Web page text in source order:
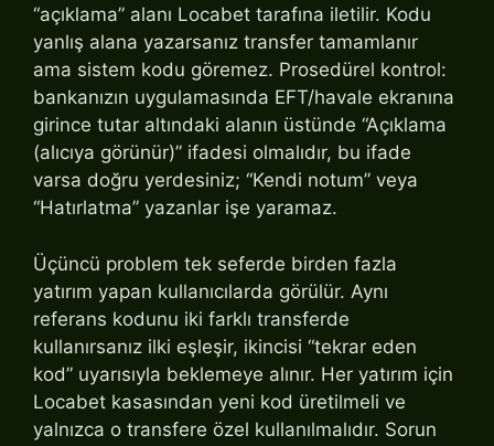
“açıklama” alanı Locabet tarafına iletilir. Kodu
yanlış alana yazarsanız transfer tamamlanır
ama sistem kodu göremez. Prosedürel kontrol:
bankanızın uygulamasında EFT/havale ekranına
girince tutar altındaki alanın üstünde “Açıklama
(alıcıya görünür)” ifadesi olmalıdır, bu ifade
varsa doğru yerdesiniz; “Kendi notum” veya
“Hatırlatma” yazanlar işe yaramaz.
Üçüncü problem tek seferde birden fazla
yatırım yapan kullanıcılarda görülür. Aynı
referans kodunu iki farklı transferde
kullanırsanız ilki eşleşir, ikincisi “tekrar eden
kod” uyarısıyla beklemeye alınır. Her yatırım için
Locabet kasasından yeni kod üretilmeli ve
yalnızca o transfere özel kullanılmalıdır. Sorun